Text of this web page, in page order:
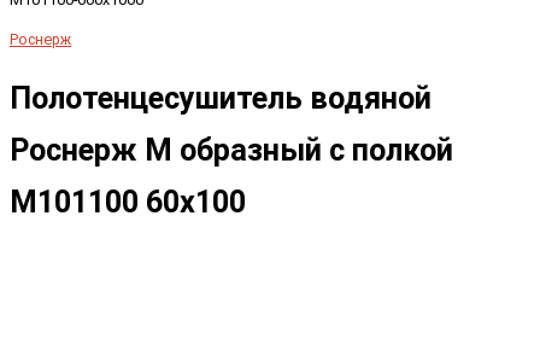
Роснерж
Полотенцесушитель водяной
Роснерж М образный с полкой
M101100 60x100